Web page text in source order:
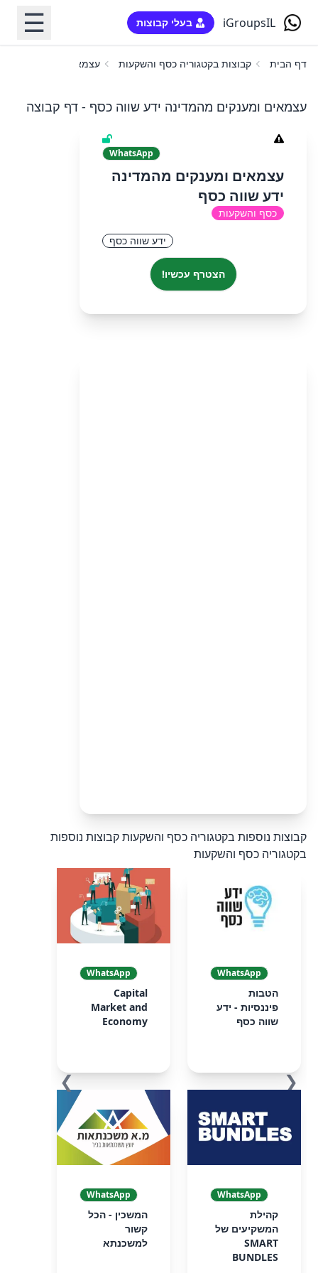
iGroupsIL בעלי קבוצות ☰
דף הבית קבוצות בקטגוריה כסף והשקעות עצמאים ומענקים
עצמאים ומענקים מהמדינה ידע שווה כסף - דף קבוצה
WhatsApp
עצמאים ומענקים מהמדינה
ידע שווה כסף
כסף והשקעות
ידע שווה כסף
הצטרף עכשיו!
קבוצות נוספות בקטגוריה כסף והשקעותקבוצות נוספות
בקטגוריה כסף והשקעות
❮
WhatsApp
הטבות
פיננסיות - ידע
שווה כסף
WhatsApp
Capital
Market and
Economy
WhatsApp
קהילת
המשקיעים של
SMART
BUNDLES
WhatsApp
המשכין - הכל
קשור
למשכנתא
❯